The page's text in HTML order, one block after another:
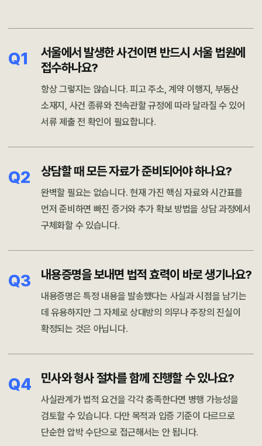
Q1
서울에서 발생한 사건이면 반드시 서울 법원에
접수하나요?
항상 그렇지는 않습니다. 피고 주소, 계약 이행지, 부동산
소재지, 사건 종류와 전속관할 규정에 따라 달라질 수 있어
서류 제출 전 확인이 필요합니다.
Q2 상담할 때 모든 자료가 준비되어야 하나요?
완벽할 필요는 없습니다. 현재 가진 핵심 자료와 시간표를
먼저 준비하면 빠진 증거와 추가 확보 방법을 상담 과정에서
구체화할 수 있습니다.
Q3 내용증명을 보내면 법적 효력이 바로 생기나요?
내용증명은 특정 내용을 발송했다는 사실과 시점을 남기는
데 유용하지만 그 자체로 상대방의 의무나 주장의 진실이
확정되는 것은 아닙니다.
Q4 민사와 형사 절차를 함께 진행할 수 있나요?
사실관계가 법적 요건을 각각 충족한다면 병행 가능성을
검토할 수 있습니다. 다만 목적과 입증 기준이 다르므로
단순한 압박 수단으로 접근해서는 안 됩니다.